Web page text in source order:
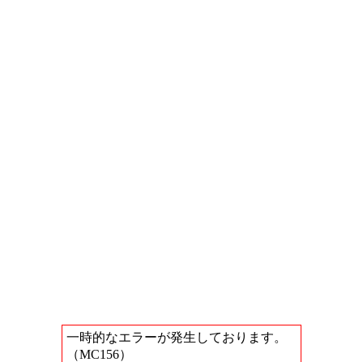
一時的なエラーが発生しております。
（MC156）